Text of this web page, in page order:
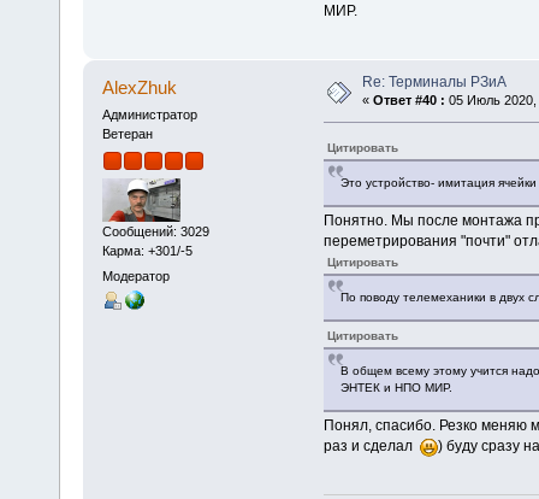
МИР.
AlexZhuk
Администратор
Ветеран
Сообщений: 3029
Карма: +301/-5
Модератор
Re: Терминалы РЗиА
« Ответ #40 : 05 Июль 2020,
Цитировать
Это устройство- имитация
Понятно. Мы после монтажа
переметрирования "почти"
Цитировать
По поводу телемеханики в двух
Цитировать
В общем всему этому учится
ЭНТЕК и НПО МИР.
Понял, спасибо. Резко меняю
раз и сделал
) буду сразу